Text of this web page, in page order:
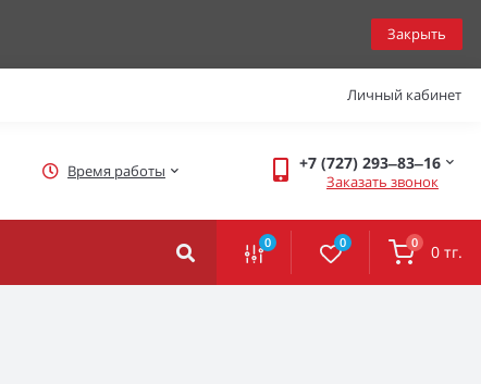
Закрыть
Личный кабинет
Время работы +7 (727) 293‒83‒16
Заказать звонок
0 0 0 0 тг.